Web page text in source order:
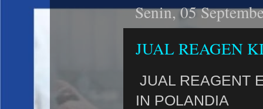
Senin, 05
JUAL REAGEN
JUAL REAGENT
IN POLANDIA